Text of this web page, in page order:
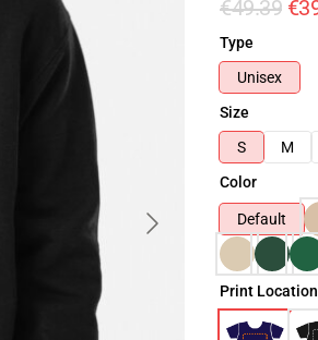
€49.39
Type
Unisex
Size
S
M
Color
Default
Print Location